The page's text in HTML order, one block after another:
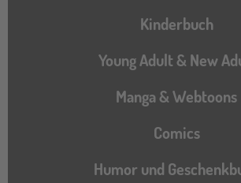
Hauptnavigation
Kinderbuch
Young Adult & New
Manga & Webtoons
Comics
Humor und